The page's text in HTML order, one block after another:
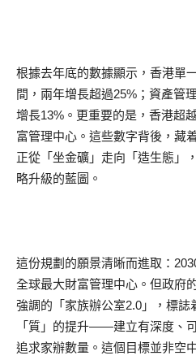
根據去年底的數據顯示，香港單
間，兩年增長超過25%；資產管
增長13%。更重要的是，香港超
富管理中心。這些數字背後，
正從「坐金礦」走向「造生態」
略升級的藍圖。
這份規劃的願景清晰而進取：
全球最大財富管理中心。但政府
強調的「家族辦公室2.0」，標誌
「質」的提升——建立有深度、
追求家辦數量。這個目標並非空